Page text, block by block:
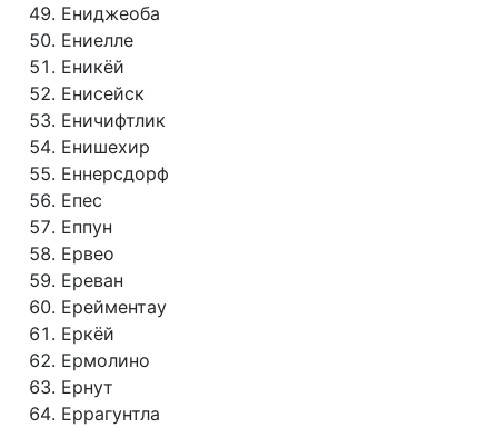
Ениджеоба
Ениелле
Еникёй
Енисейск
Еничифтлик
Енишехир
Еннерсдорф
Епес
Еппун
Ервео
Ереван
Ерейментау
Еркёй
Ермолино
Ернут
Еррагунтла